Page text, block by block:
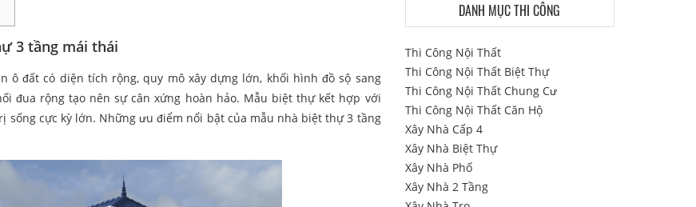
3 tầng mái thái
đất có diện tích rộng, quy mô xây dựng lớn, khối hình đồ sộ sang
đua rộng tạo nên sự cân xứng hoàn hảo. Mẫu biệt thự kết hợp với
sống cực kỳ lớn. Những ưu điểm nổi bật của mẫu nhà biệt thự 3 tầng
DANH MỤC THI CÔNG
Thi Công Nội Thất
Thi Công Nội Thất Biệt Thự
Thi Công Nội Thất Chung Cư
Thi Công Nội Thất Căn Hộ
Xây Nhà Cấp 4
Xây Nhà Biệt Thự
Xây Nhà Phố
Xây Nhà 2 Tầng